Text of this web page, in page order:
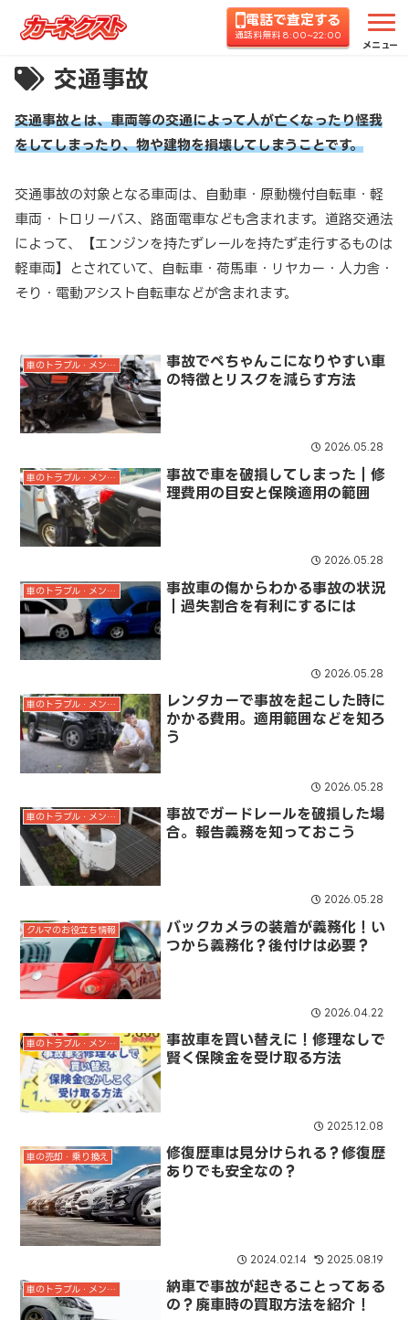
電話で査定する
通話料無料 8:00~22:00
メニュー
交通事故
交通事故とは、車両等の交通によって人が亡くなったり怪我
をしてしまったり、物や建物を損壊してしまうことです。
交通事故の対象となる車両は、自動車・原動機付自転車・軽
車両・トロリーバス、路面電車なども含まれます。道路交通法
によって、【エンジンを持たずレールを持たず走行するものは
軽車両】とされていて、自転車・荷馬車・リヤカー・人力舎・
そり・電動アシスト自転車などが含まれます。
車のトラブル・メンテナンス
事故でぺちゃんこになりやすい車
の特徴とリスクを減らす方法
2026.05.28
車のトラブル・メンテナンス
事故で車を破損してしまった｜修
理費用の目安と保険適用の範囲
2026.05.28
車のトラブル・メンテナンス
事故車の傷からわかる事故の状況
｜過失割合を有利にするには
2026.05.28
車のトラブル・メンテナンス
レンタカーで事故を起こした時に
かかる費用。適用範囲などを知ろ
う
2026.05.28
車のトラブル・メンテナンス
事故でガードレールを破損した場
合。報告義務を知っておこう
2026.05.28
クルマのお役立ち情報
バックカメラの装着が義務化！い
つから義務化？後付けは必要？
2026.04.22
車のトラブル・メンテナンス
事故車を買い替えに！修理なしで
賢く保険金を受け取る方法
2025.12.08
車の売却・乗り換え
修復歴車は見分けられる？修復歴
ありでも安全なの？
2024.02.14 2025.08.19
車のトラブル・メンテナンス
納車で事故が起きることってある
の？廃車時の買取方法を紹介！